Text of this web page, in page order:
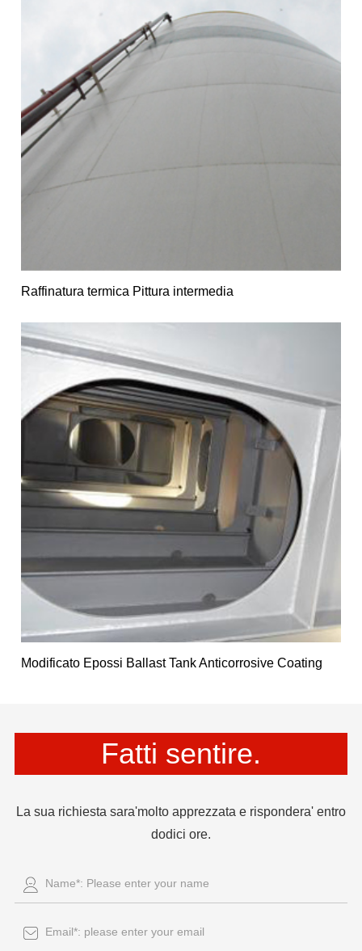
Raffinatura termica Pittura intermedia
Modificato Epossi Ballast Tank Anticorrosive Coating
Fatti sentire.
La sua richiesta sara'molto apprezzata e rispondera' entro
dodici ore.